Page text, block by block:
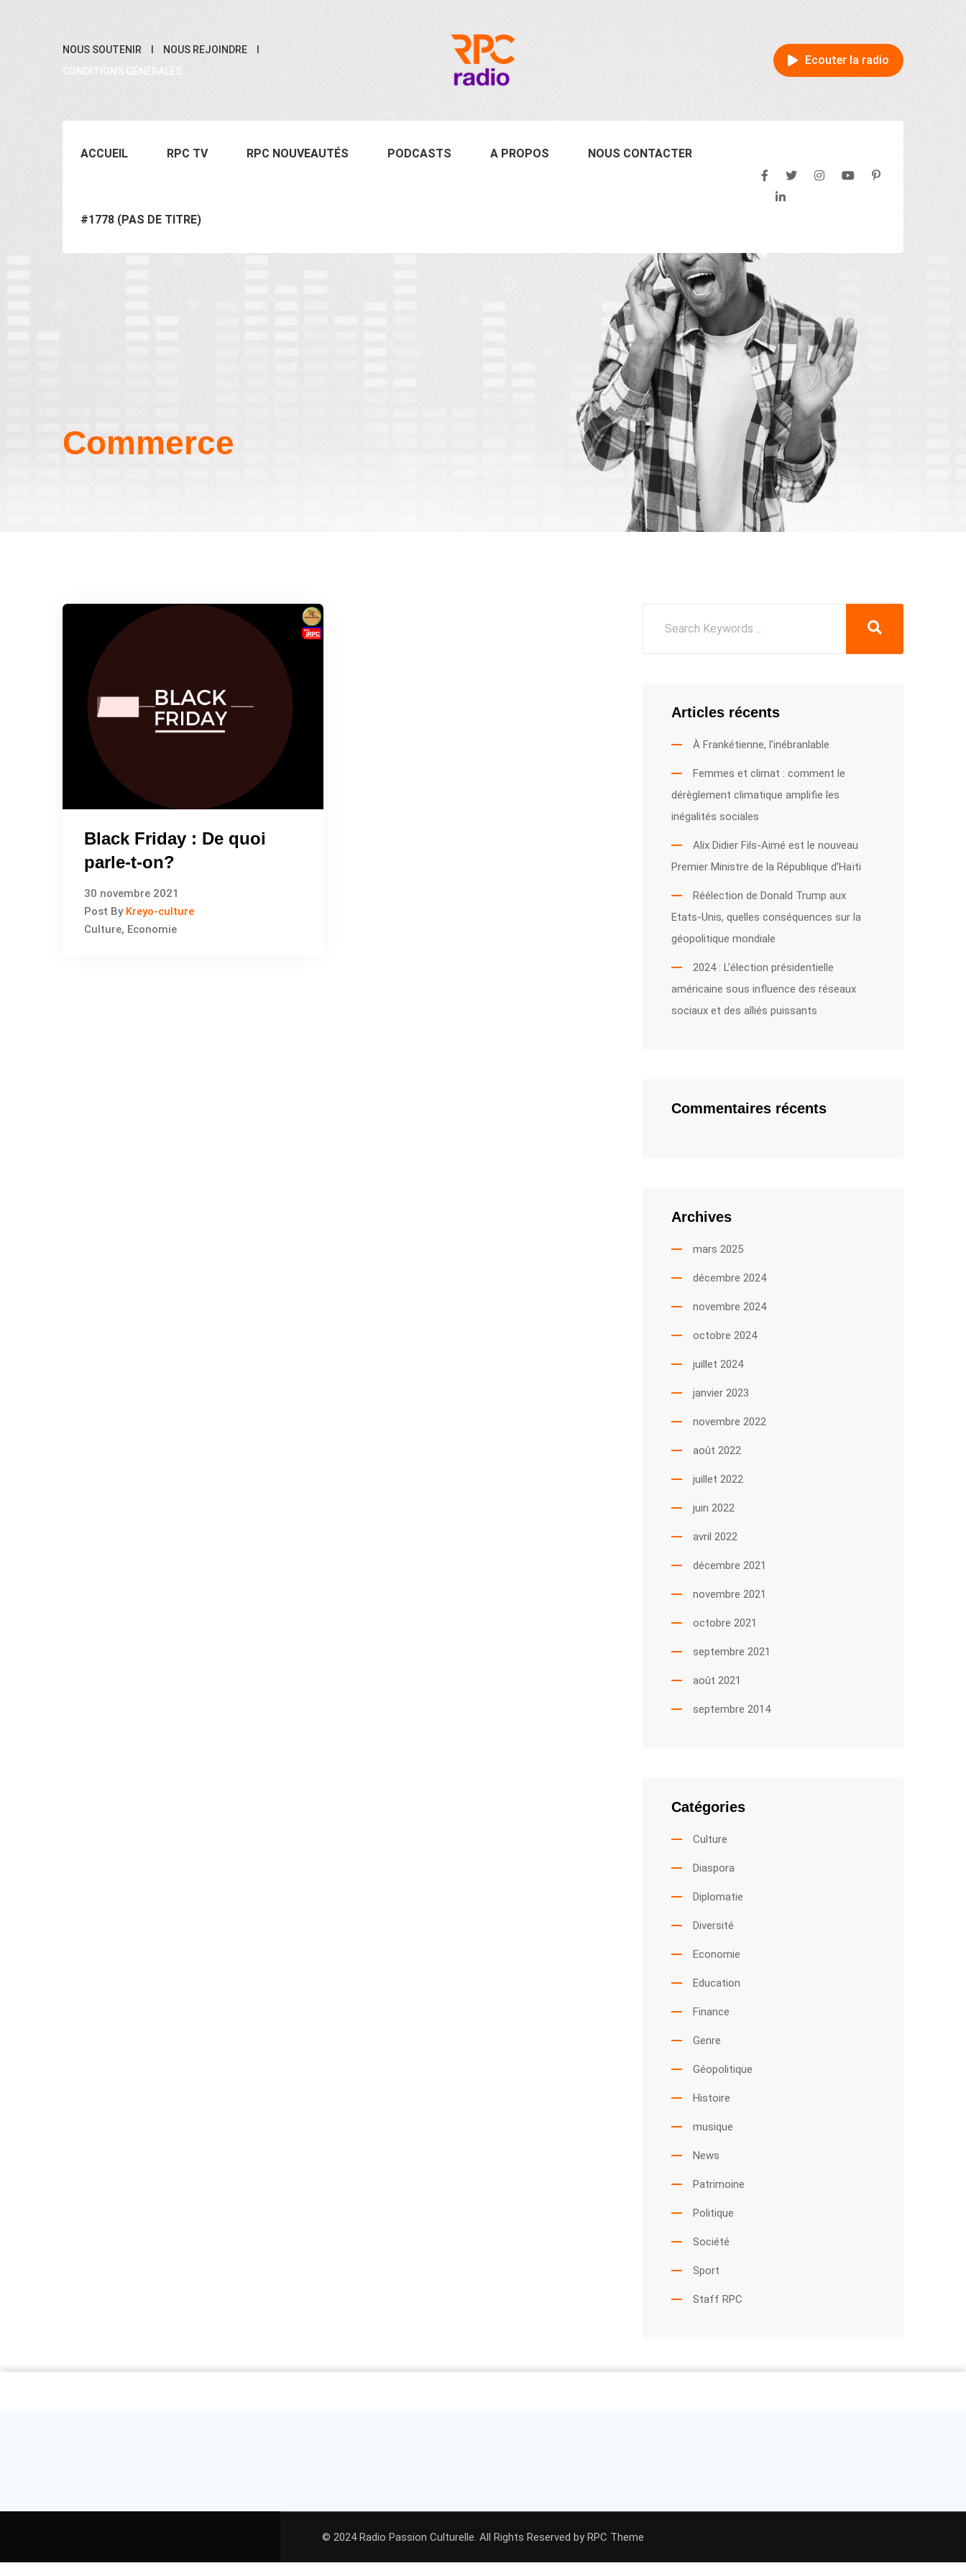
NOUS SOUTENIR
NOUS REJOINDRE
CONDITIONS GÉNÉRALES
Ecouter la radio
ACCUEIL RPC TV RPC NOUVEAUTÉS PODCASTS A PROPOS NOUS CONTACTER
#1778 (PAS DE TITRE)
Commerce
Black Friday : De quoi
parle-t-on?
30 novembre 2021
Post By Kreyo-culture
Culture, Economie
Articles récents
À Frankétienne, l’inébranlable
Femmes et climat : comment le
dérèglement climatique amplifie les
inégalités sociales
Alix Didier Fils-Aimé est le nouveau
Premier Ministre de la République d’Haïti
Réélection de Donald Trump aux
Etats-Unis, quelles conséquences sur la
géopolitique mondiale
2024 : L’élection présidentielle
américaine sous influence des réseaux
sociaux et des alliés puissants
Commentaires récents
Archives
mars 2025
décembre 2024
novembre 2024
octobre 2024
juillet 2024
janvier 2023
novembre 2022
août 2022
juillet 2022
juin 2022
avril 2022
décembre 2021
novembre 2021
octobre 2021
septembre 2021
août 2021
septembre 2014
Catégories
Culture
Diaspora
Diplomatie
Diversité
Economie
Education
Finance
Genre
Géopolitique
Histoire
musique
News
Patrimoine
Politique
Société
Sport
Staff RPC
© 2024 Radio Passion Culturelle. All Rights Reserved byRPC Theme